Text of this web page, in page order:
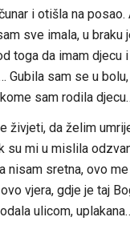
i otišla na
sve imala, u braku
toga da imam djecu
Gubila sam se u
sam rodila
da želim
mi u mislila
nisam sretna, ovo
vjera, gdje je taj
ulicom,